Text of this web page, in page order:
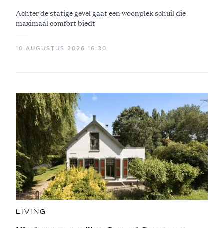
Achter de statige gevel gaat een woonplek schuil die
maximaal comfort biedt
10 AUGUSTUS 2026 16:30
LIVING